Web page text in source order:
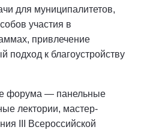
для муниципалитетов,
участия в
привлечение
подход к благоустройству
форума — панельные
лектории, мастер-
III Всероссийской